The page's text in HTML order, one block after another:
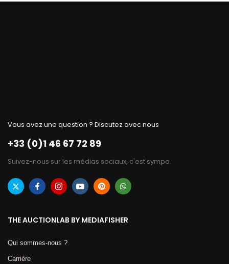
Vous avez une question ? Discutez avec nous
+33 (0)1 46 67 72 89
Suivez-nous sur les médias sociaux, c'est sympa.
THE AUCTIONLAB BY MEDIAFISHER
Qui sommes-nous ?
Carrière